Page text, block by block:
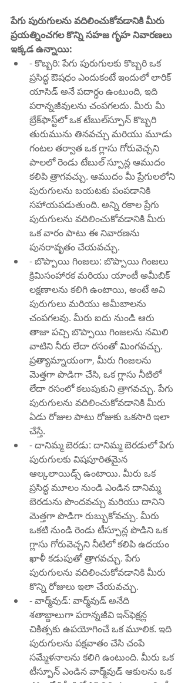
పేగు పురుగులను వదిలించుకోవడానికి మీరు
ప్రయత్నించగల కొన్ని సహజ గృహ నివారణలు
ఇక్కడ ఉన్నాయి:
- కొబ్బరి: పేగు పురుగులకు కొబ్బరి ఒక
ప్రసిద్ధ ఔషధం ఎందుకంటే ఇందులో లారిక్
యాసిడ్ అనే పదార్ధం ఉంటుంది, ఇది
పరాన్నజీవులను చంపగలదు. మీరు మీ
బ్రేక్‌ఫాస్ట్‌లో ఒక టేబుల్‌స్పూన్ కొబ్బరి
తురుమును తినవచ్చు మరియు మూడు
గంటల తర్వాత ఒక గ్లాసు గోరువెచ్చని
పాలలో రెండు టేబుల్ స్పూన్ల ఆముదం
కలిపి త్రాగవచ్చు. ఆముదం మీ ప్రేగులలోని
పురుగులను బయటకు పంపడానికి
సహాయపడుతుంది. అన్ని రకాల ప్రేగు
పురుగులను వదిలించుకోవడానికి మీరు
ఒక వారం పాటు ఈ నివారణను
పునరావృతం చేయవచ్చు.
- బొప్పాయి గింజలు: బొప్పాయి గింజలు
క్రిమిసంహారక మరియు యాంటీ అమీబిక్
లక్షణాలను కలిగి ఉంటాయి, అంటే అవి
పురుగులు మరియు అమీబాలను
చంపగలవు. మీరు ఐదు నుండి ఆరు
తాజా పచ్చి బొప్పాయి గింజలను నమిలి
వాటిని నీరు లేదా రసంతో మింగవచ్చు.
ప్రత్యామ్నాయంగా, మీరు గింజలను
మెత్తగా పొడిగా చేసి, ఒక గ్లాసు నీటిలో
లేదా రసంలో కలుపుకుని త్రాగవచ్చు. పేగు
పురుగులను వదిలించుకోవడానికి మీరు
ఏడు రోజుల పాటు రోజుకు ఒకసారి ఇలా
చేస్తే.
- దానిమ్మ బెరడు: దానిమ్మ బెరడులో పేగు
పురుగులకు విషపూరితమైన
ఆల్కలాయిడ్స్ ఉంటాయి. మీరు ఒక
ప్రసిద్ధ మూలం నుండి ఎండిన దానిమ్మ
బెరడును పొందవచ్చు మరియు దానిని
మెత్తగా పొడిగా రుబ్బుకోవచ్చు. మీరు
ఒకటి నుండి రెండు టీస్పూన్ల పొడిని ఒక
గ్లాసు గోరువెచ్చని నీటిలో కలిపి ఉదయం
ఖాళీ కడుపుతో త్రాగవచ్చు. పేగు
పురుగులను వదిలించుకోవడానికి మీరు
కొన్ని రోజులు ఇలా చేయవచ్చు.
- వార్మ్‌వుడ్: వార్మ్‌వుడ్ అనేది
శతాబ్దాలుగా పరాన్నజీవి ఇన్‌ఫెక్షన్ల
చికిత్సకు ఉపయోగించే ఒక మూలిక. ఇది
పురుగులను పక్షవాతం చేసి చంపే
సమ్మేళనాలను కలిగి ఉంటుంది. మీరు ఒక
టీస్పూన్ ఎండిన వార్మ్‌వుడ్ ఆకులను ఒక